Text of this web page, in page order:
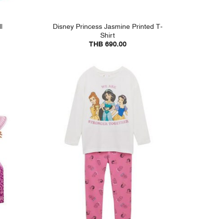
Disney Princess Jasmine Printed T-
Shirt
THB 690.00